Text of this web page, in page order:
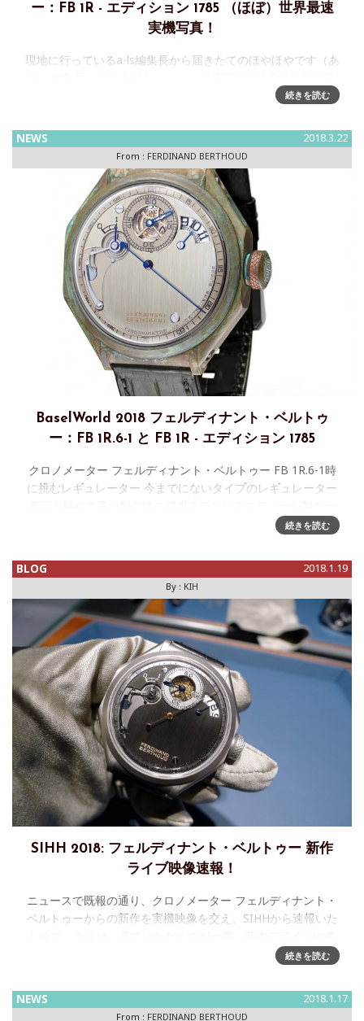
ー：FB 1R - エディション 1785 （ほぼ）世界最速
実機写真！
現地に行っているa-ls編集長から届きたてのほやほやです（あ
なってしまいまして・・・）。何はともあれ、ご覧くださ
は、また違うパティナ
続きを読む
NEWS 2018.3.22
From : FERDINAND BERTHOUD
BaselWorld 2018 フェルディナント・ベルトゥ
ー：FB 1R.6-1 と FB 1R - エディション 1785
クロノメーター フェルディナント・ベルトゥー FB 1R.6-1時
に挑むレギュレーター 今までにないタイプのレギュレーター
スを持つクロノメーターFB1R.6-1 が、新たにクロノメータ
続きを読む
BLOG 2018.1.19
By : KIH
SIHH 2018: フェルディナント・ベルトゥー 新作
ライブ映像速報！
ニュースで既報の通り、クロノメーター フェルディナント・
ベルトゥーからの新作を実機映像を交え、SIHHから速報いた
構はFB 1から変わっていませんが、こちらはレギュレーター
続きを読む
NEWS 2018.1.17
From : FERDINAND BERTHOUD